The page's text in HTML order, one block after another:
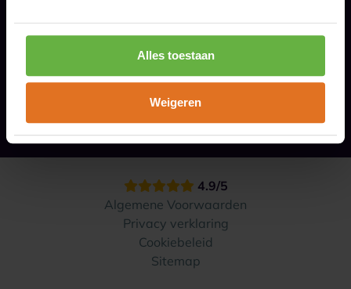
Alles toestaan
Weigeren
Onze opslaglocaties
Hoe werkt het?
4.9/5
Algemene Voorwaarden
Privacy verklaring
Cookiebeleid
Sitemap